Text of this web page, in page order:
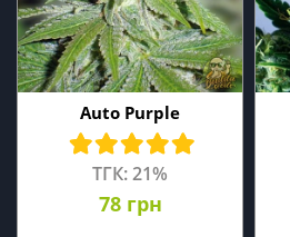
Auto Purple
ТГК: 21%
78 грн